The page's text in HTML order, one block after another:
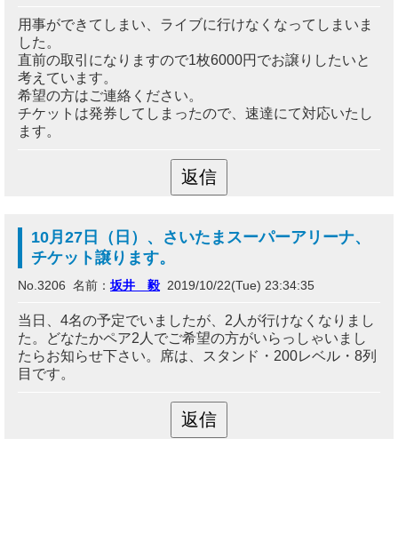
用事ができてしまい、ライブに行けなくなってしまいま
した。
直前の取引になりますので1枚6000円でお譲りしたいと
考えています。
希望の方はご連絡ください。
チケットは発券してしまったので、速達にて対応いたし
ます。
10月27日（日）、さいたまスーパーアリーナ、
チケット譲ります。
No.3206 名前：坂井 毅 2019/10/22(Tue) 23:34:35
当日、4名の予定でいましたが、2人が行けなくなりまし
た。どなたかペア2人でご希望の方がいらっしゃいまし
たらお知らせ下さい。席は、スタンド・200レベル・8列
目です。